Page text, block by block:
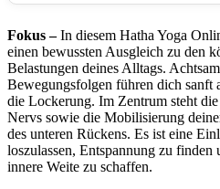
Fokus –In diesem Hatha Yoga
einen bewussten Ausgleich zu den
Belastungen deines Alltags.
Bewegungsfolgen führen dich sanft
die Lockerung. Im Zentrum steht
Nervs sowie die Mobilisierung
des unteren Rückens. Es ist eine
loszulassen, Entspannung zu
innere Weite zu schaffen.